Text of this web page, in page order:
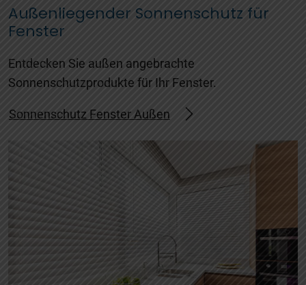
Außenliegender Sonnenschutz für
Fenster
Entdecken Sie außen angebrachte
Sonnenschutzprodukte für Ihr Fenster.
Sonnenschutz Fenster Außen